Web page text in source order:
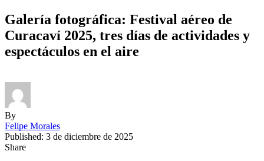
Galería fotográfica: Festival aéreo de
Curacaví 2025, tres días de actividades y
espectáculos en el aire
By
Felipe Morales
Published: 3 de diciembre de 2025
Share